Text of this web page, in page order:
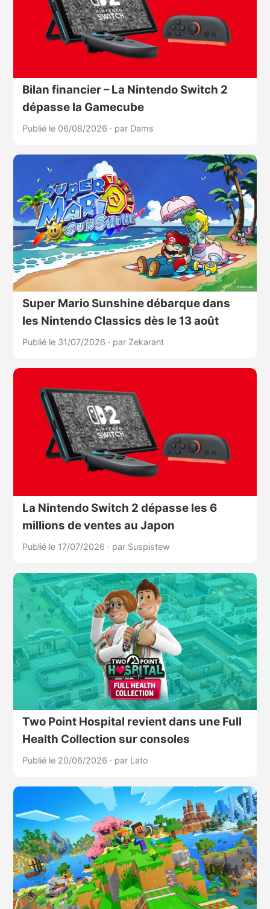
Bilan financier – La Nintendo Switch 2
dépasse la Gamecube
Publié le 06/08/2026 · par Dams
Super Mario Sunshine débarque dans
les Nintendo Classics dès le 13 août
Publié le 31/07/2026 · par Zekarant
La Nintendo Switch 2 dépasse les 6
millions de ventes au Japon
Publié le 17/07/2026 · par Suspistew
Two Point Hospital revient dans une Full
Health Collection sur consoles
Publié le 20/06/2026 · par Lato